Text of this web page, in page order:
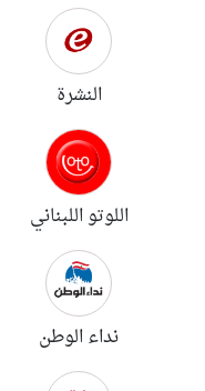
النشرة
اللوتو اللبناني
نداء الوطن